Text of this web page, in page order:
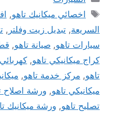
الوسوم
اخصائي ميكانيك تاهو,
السريعة, تبديل زيت وفلتر ,
سيارات تاهو, صيانة تاهو,
كراج ميكانيكي تاهو,
تاهو, مركز خدمة تاهو,
ميكانيكي تاهو, ورشة اصلاح
تصليح تاهو, ورشة ميكانيك